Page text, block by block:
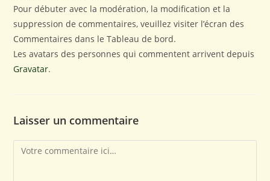
Pour débuter avec la modération, la modification et la
suppression de commentaires, veuillez visiter l’écran des
Commentaires dans le Tableau de bord.
Les avatars des personnes qui commentent arrivent depuis
Gravatar.
Laisser un commentaire